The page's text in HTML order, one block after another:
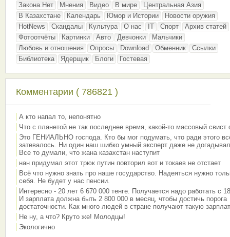
Закона.Нет
Мнения Видео В мире
Центральная Азия
В Казахстане
Календарь Юмор и Истории
Новости оружия
HotNews
Скандалы Культура О нас IT Спорт
Архив статей
Фотоотчёты
Картинки Авто Девчонки
Мальчики
Любовь и отношения
Опросы Download Обменник
Ссылки
Библиотека
Ядерщик Блоги Гостевая
Комментарии ( 786821 )
А кто напал то, непонятно
Что с планетой не так последнее время, какой-то массовый свист
Это ГЕНИАЛЬНО господа. Кто бы мог подумать, что ради этого
затевалось. Ни один наш шибко умный эксперт даже не
Все то думали, что жана казахстан наступит
нан придумал этот трюк путин повторил вот и токаев не отстает
Всё что нужно знать про наше государство. Надеяться нужно
себя. Не будет у нас пенсии.
Интересно - 20 лет 6 670 000 тенге. Получается надо работать с
И зарплата должна быть 2 800 000 в месяц, чтобы достичь порога
достаточности. Как много людей в стране получают такую
Не ну, а что? Круто же! Молодцы!
Экологично